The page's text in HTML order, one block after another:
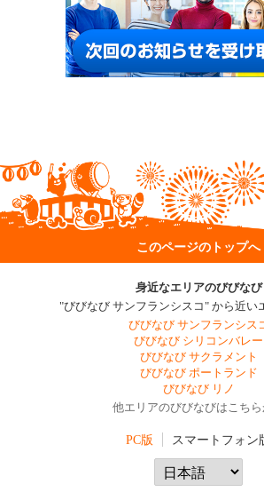
このページのトップへ
身近なエリアのびびなび
"びびなび サンフランシスコ" から近い
びびなび サンフランシス
びびなび シリコンバレー
びびなび サクラメント
びびなび ポートランド
びびなび リノ
他エリアのびびなびはこちら
PC版 スマートフォン